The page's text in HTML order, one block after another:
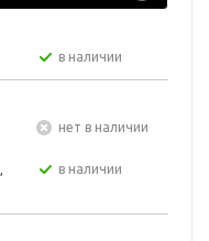
в наличии
Нет в наличии
в наличии